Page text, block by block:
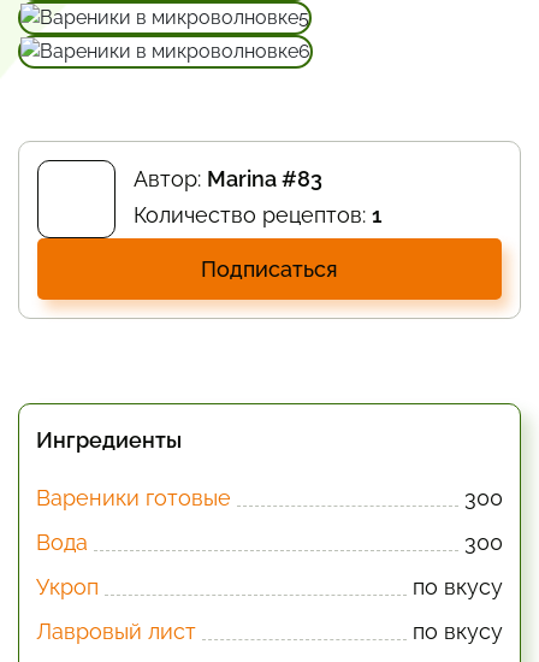
Автор: Marina #83
Количество рецептов: 1
Подписаться
Ингредиенты
Вареники готовые
300
Вода
300
Укроп
по вкусу
Лавровый лист
по вкусу